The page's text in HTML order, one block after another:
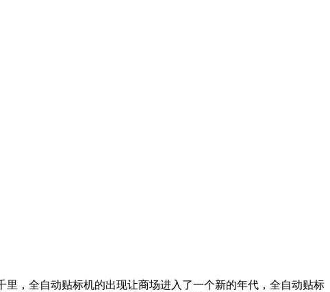
，全自动贴标机的出现让商场进入了一个新的年代，全自动贴标